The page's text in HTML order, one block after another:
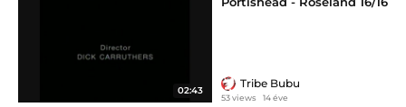
02:43
Tribe Bubu
53 views 14 éve